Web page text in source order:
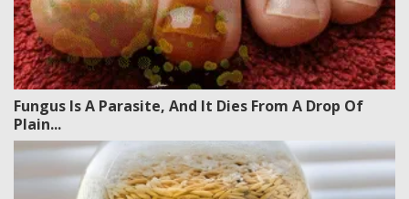
Fungus Is A Parasite, And It Dies From A Drop Of
Plain...